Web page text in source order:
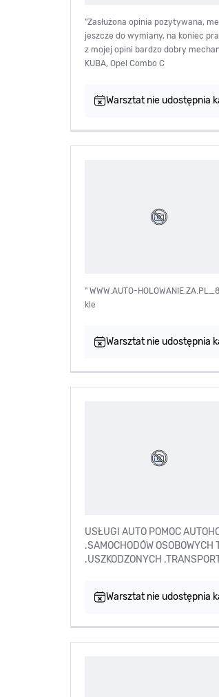
"Zasłużona opinia pozytywana,
jeszcze do wymiany, na koniec
z mojej opini bardzo dobry
KUBA, Opel Combo C
Warsztat nie udostępnia
" WWW.AUTO-
kle
Warsztat nie udostępnia
USŁUGI AUTO POMOC
.SAMOCHODÓW
.USZKODZONYCH
Warsztat nie udostępnia